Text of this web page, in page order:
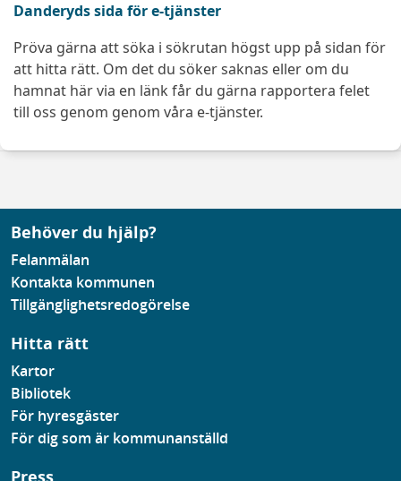
Danderyds sida för e-tjänster
Pröva gärna att söka i sökrutan högst upp på sidan för
att hitta rätt. Om det du söker saknas eller om du
hamnat här via en länk får du gärna rapportera felet
till oss genom genom våra e-tjänster.
Behöver du hjälp?
Felanmälan
Kontakta kommunen
Tillgänglighetsredogörelse
Hitta rätt
Kartor
Bibliotek
För hyresgäster
För dig som är kommunanställd
Press